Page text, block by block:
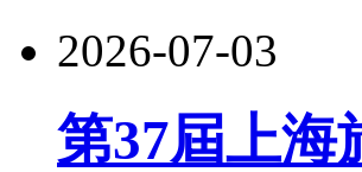
2026-07-03
第37屆上海